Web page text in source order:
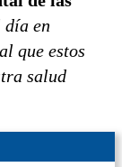
día en
que estos
salud